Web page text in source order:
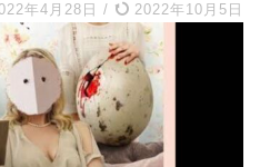
年4月28日 / 2022年10月5日